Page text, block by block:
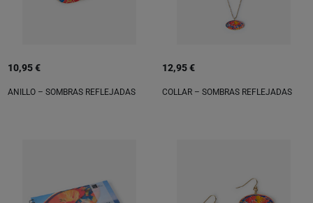
10,95 €
ANILLO – SOMBRAS REFLEJADAS
12,95 €
COLLAR – SOMBRAS REFLEJADAS